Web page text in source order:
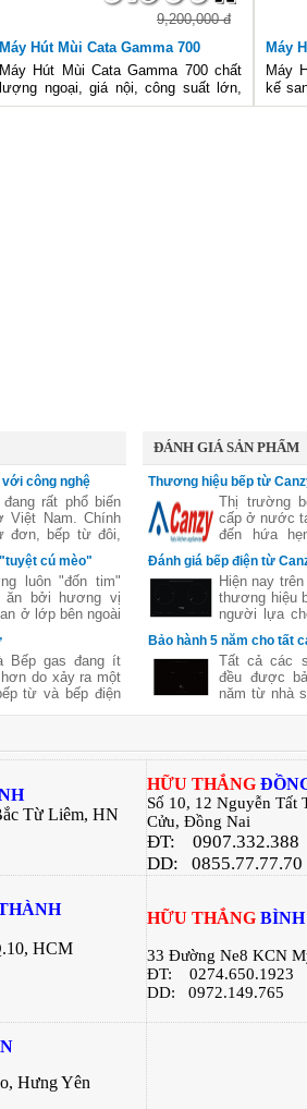
9,200,000 đ
Máy Hút Mùi Cata Gamma 700
Máy Hút Mùi Cata Gamma 700 chất
lượng ngoại, giá nội, công suất lớn,
tiết kiệm điện, đèn Halogen hiện đại,
Máy
Máy
kế
bếp,
công nghệ
rất phổ biến
Nam. Chính
đơn, bếp từ đôi,
còn xa lạ. Tuy
cú mèo"
luôn "đốn tim"
ăn bởi hương vị
ở lớp bên ngoài
ngon ngọt và
dinh dưỡng
dụng lò nướng
được nhiều món
không tốn quá
cần phải ra
Bếp gas đang ít
do xảy ra một
từ và bếp điện
đây của bếp Hữu
này giúp các
tốt nhất cho căn
.
ĐÁNH GIÁ SẢN PHẨM
Thương hiệu bếp từ
từ Italia
Thị trường
cấp ở nước
đến hứa
Chính vì thế
một vài năm
Việt ồ ạt
bếp từ nổi
Taka, washi,
Đánh giá bếp điện từ
Hiện nay
thương hiệu
người lựa
Chefs,
bếp điện
thương
phẩm
thương hiệu
đông đảo
Bảo hành 5 năm cho tất
Tất cả các
đều được
năm từ nhà
Từ Liêm, HN
HỮU THẮNG
Số 10, 12 Nguyễn Tất
Cửu, Đồng Nai
ĐT:
0907.332.388
DD: 0855.77.77.70
HCM
HỮU THẮNG
33 Đường Ne8 KCN
ĐT:
0274.650.1923
DD: 0972.149.765
Hưng Yên